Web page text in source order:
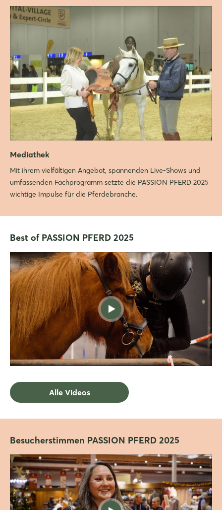
Mediathek
Mit ihrem vielfältigen Angebot, spannenden Live-Shows und
umfassenden Fachprogramm setzte die PASSION PFERD 2025
wichtige Impulse für die Pferdebranche.
Best of PASSION PFERD 2025
Alle Videos
Besucherstimmen PASSION PFERD 2025
Login
Einloggen
Noch nicht angemeldet?
Jetzt registrieren